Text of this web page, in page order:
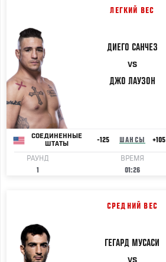
ЛЕГКИЙ ВЕС
ДИЕГО САНЧЕЗ
VS
ДЖО ЛАУЗОН
СОЕДИНЕННЫЕ
ШТАТЫ
-125 ШАНСЫ +105
РАУНД
1
ВРЕМЯ
01:26
СРЕДНИЙ ВЕС
ГЕГАРД МУСАСИ